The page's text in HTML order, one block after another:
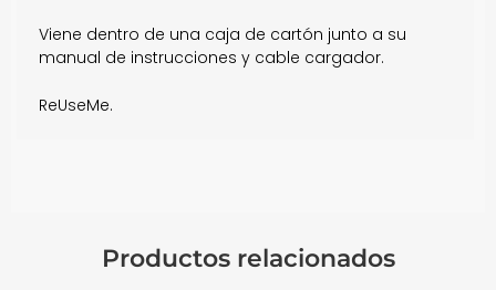
Viene dentro de una caja de cartón junto a su
manual de instrucciones y cable cargador.
ReUseMe.
Productos relacionados